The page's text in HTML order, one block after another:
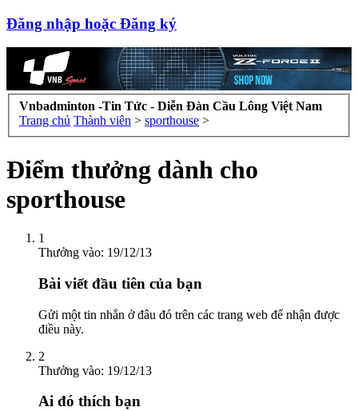
Đăng nhập hoặc Đăng ký
Vnbadminton -Tin Tức - Diễn Đàn Cầu Lông Việt Nam
Trang chủ Thành viên > sporthouse >
Điểm thưởng dành cho
sporthouse
1
Thưởng vào: 19/12/13
Bài viết đầu tiên của bạn
Gửi một tin nhắn ở đâu đó trên các trang web để nhận được
điều này.
2
Thưởng vào: 19/12/13
Ai đó thích bạn